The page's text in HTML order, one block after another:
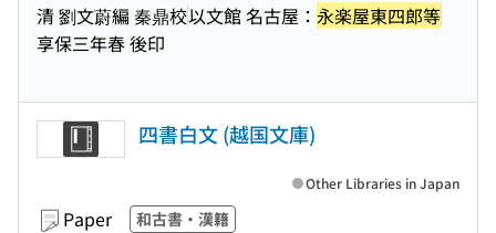
清 劉文蔚編 秦鼎校以文館 名古屋： 永楽屋東四郎等
享保三年春 後印
四書白文 (越国文庫)
Paper 和古書・漢籍
Other Libraries in Japan